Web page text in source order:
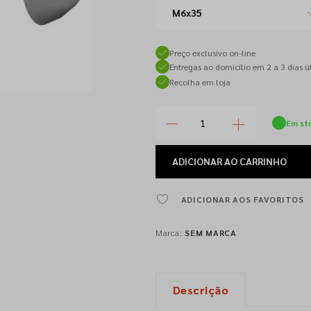
M6x35
Preço exclusivo on-line
Entregas ao domicílio em 2 a 3 dias
Recolha em loja
Em
ADICIONARAO CARRINHO
ADICIONAR AOS FAVORITOS
Marca: SEM MARCA
Descrição